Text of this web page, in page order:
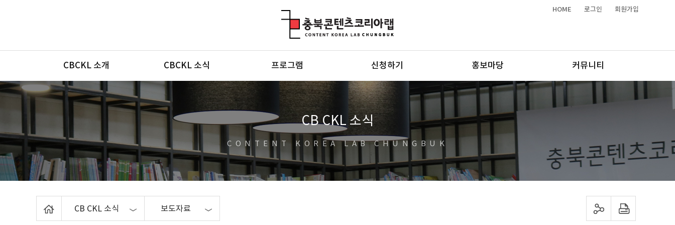
HOME 로그인 회원가입
메뉴
CBCKL 소개 CBCKL 소식 프로그램 신청하기 홍보마당 커뮤니티
CB CKL 소식
CONTENT KOREA LAB CHUNGBUK
CB CKL 소식 보도자료 sns 공유하기 프린트하기